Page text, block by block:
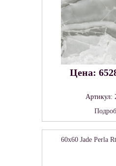
Цена:
Артикул:
60x60 Jade Perla